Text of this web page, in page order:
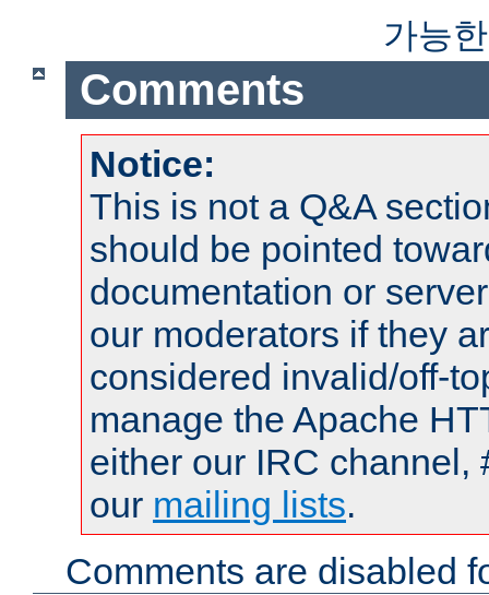
가능
Comments
Notice:
This is not a Q&A
should be pointed
documentation or
our moderators if they
considered invalid/off-
manage the Apache
either our IRC channel,
our mailing lists.
Comments are disabled